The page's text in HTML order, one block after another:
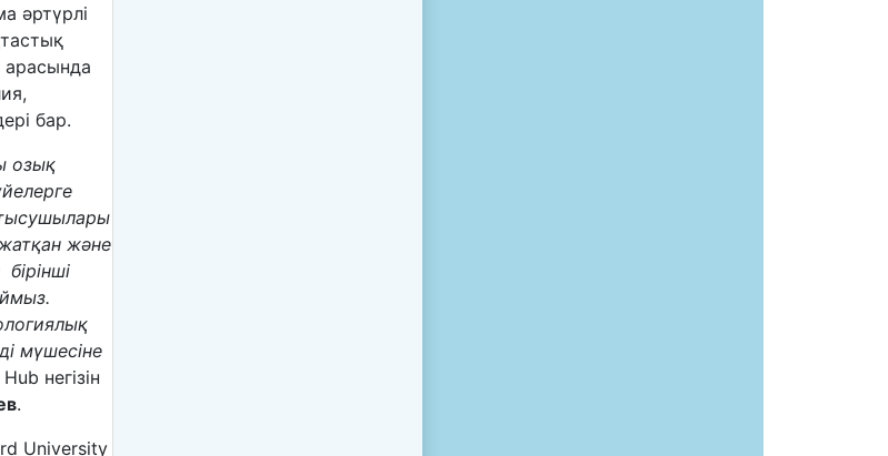
әртүрлі
бар.
озық
және
мүшесіне
негізін
.
University